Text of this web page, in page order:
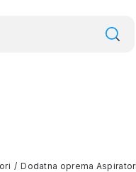
/ Dodatna oprema Aspiratori